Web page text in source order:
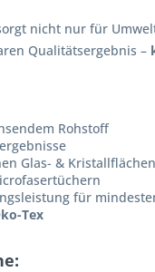
nicht nur für
Qualitätsergebnis –
Rohstoff
Glas- & Kristallflächen
für
Tex